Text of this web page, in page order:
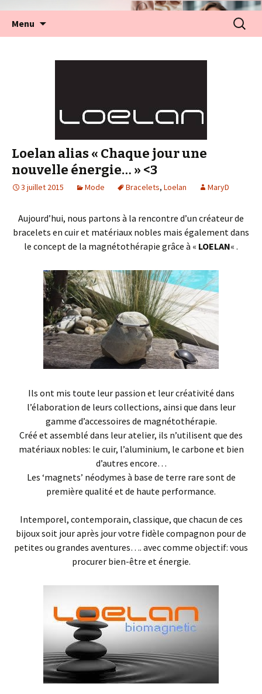
Menu
Loelan alias « Chaque jour une
nouvelle énergie… » <3
3 juillet 2015 Mode Bracelets, Loelan MaryD
Aujourd’hui, nous partons à la rencontre d’un créateur de
bracelets en cuir et matériaux nobles mais également dans
le concept de la magnétothérapie grâce à « LOELAN« .
Ils ont mis toute leur passion et leur créativité dans
l’élaboration de leurs collections, ainsi que dans leur
gamme d’accessoires de magnétothérapie.
Créé et assemblé dans leur atelier, ils n’utilisent que des
matériaux nobles: le cuir, l’aluminium, le carbone et bien
d’autres encore…
Les ‘magnets’ néodymes à base de terre rare sont de
première qualité et de haute performance.
Intemporel, contemporain, classique, que chacun de ces
bijoux soit jour après jour votre fidèle compagnon pour de
petites ou grandes aventures…. avec comme objectif: vous
procurer bien-être et énergie.